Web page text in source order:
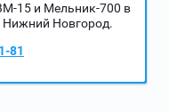
15 и Мельник-700 в
Нижний Новгород.
81